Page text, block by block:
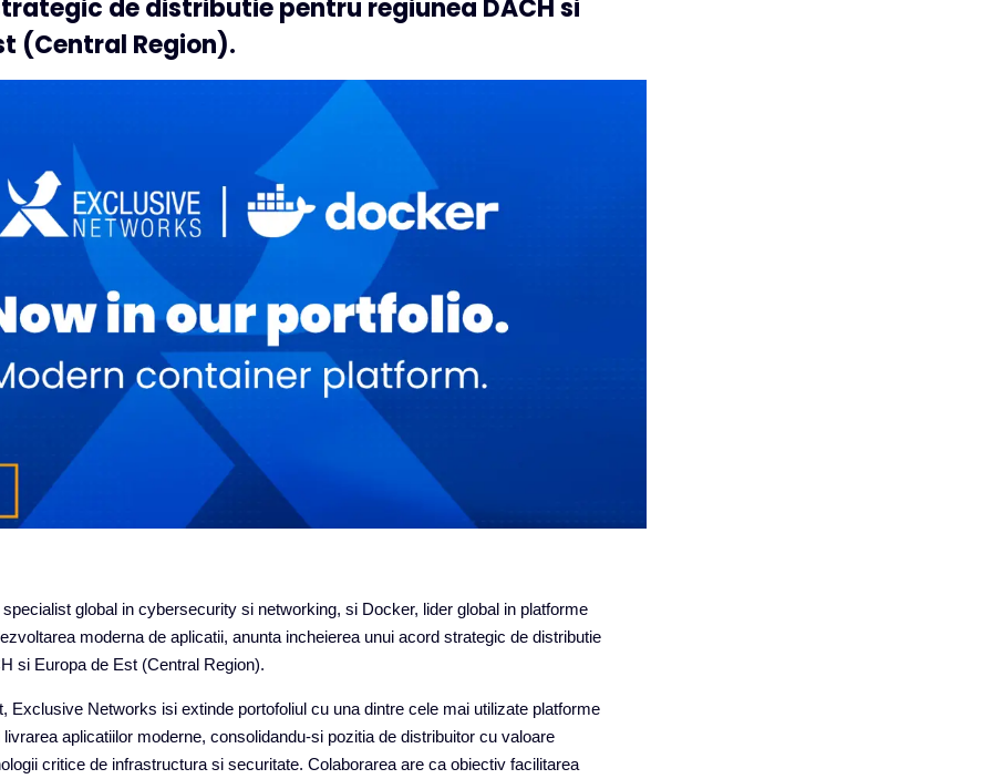
de distributie pentru regiunea DACH si
(Central Region).
global in cybersecurity si networking, si Docker, lider global in platforme
moderna de aplicatii, anunta incheierea unui acord strategic de distributie
si Europa de Est (Central Region).
Exclusive Networks isi extinde portofoliul cu una dintre cele mai utilizate platforme
aplicatiilor moderne, consolidandu-si pozitia de distribuitor cu valoare
critice de infrastructura si securitate. Colaborarea are ca obiectiv facilitarea